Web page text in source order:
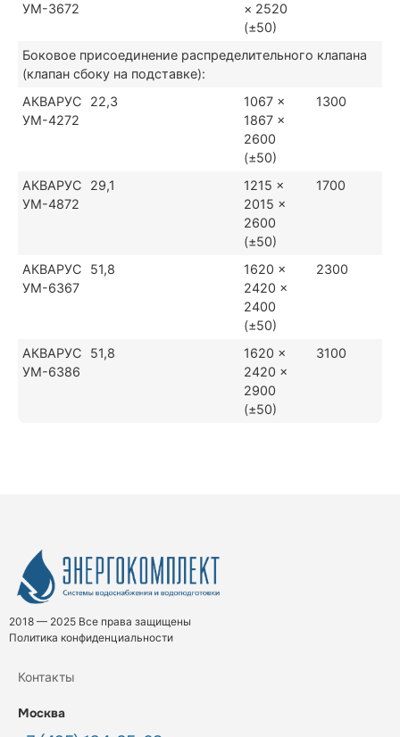
УМ-3672
× 2520
(±50)
Боковое присоединение распределительного клапана
(клапан сбоку на подставке):
АКВАРУС
УМ-4272
22,3
1067 ×
1867 ×
2600
(±50)
1300
АКВАРУС
УМ-4872
29,1
1215 ×
2015 ×
2600
(±50)
1700
АКВАРУС
УМ-6367
51,8
1620 ×
2420 ×
2400
(±50)
2300
АКВАРУС
УМ-6386
51,8
1620 ×
2420 ×
2900
(±50)
3100
2018 — 2025 Все права защищены
Политика конфиденциальности
Контакты
Москва